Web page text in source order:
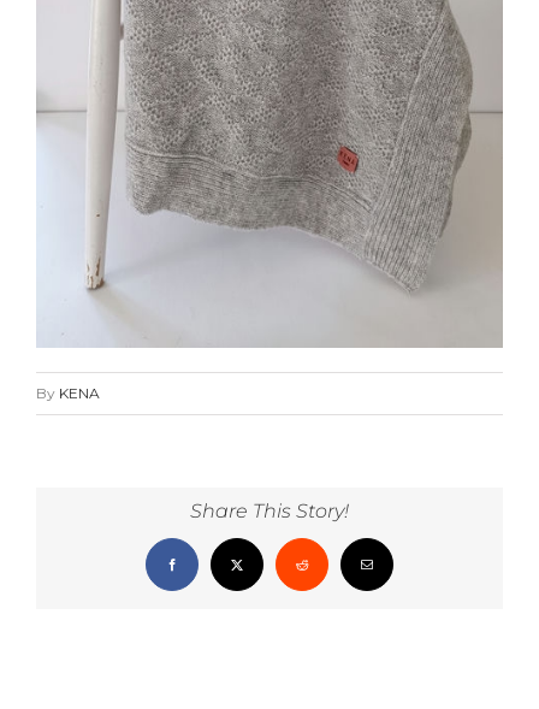
By KENA
Share This Story!
Facebook
X RedditEmail